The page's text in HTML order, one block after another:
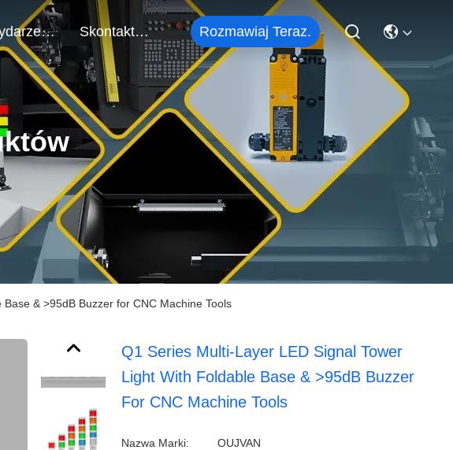
Wydarzenia Skontaktuj Się Z Nami Rozmawiaj Teraz.
& >95dB Buzzer for CNC Machine Tools
Q1 Series Multi-Layer LED Signal Tower
Light With Foldable Base & >95dB Buzzer
For CNC Machine Tools
Nazwa Marki: OUJVAN